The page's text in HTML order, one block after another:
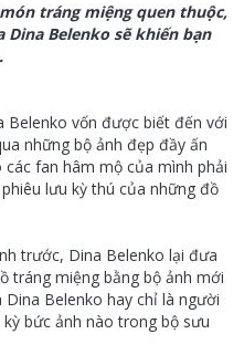
tráng miệng quen thuộc,
Dina Belenko sẽ khiến bạn
Belenko vốn được biết đến với
những bộ ảnh đẹp đầy ấn
fan hâm mộ của mình phải
lưu kỳ thú của những đồ
trước, Dina Belenko lại đưa
tráng miệng bằng bộ ảnh mới
Belenko hay chỉ là người
bức ảnh nào trong bộ sưu